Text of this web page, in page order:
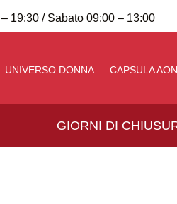
19:30 / Sabato 09:00 – 13:00
UNIVERSO DONNA CAPSULA AON
GIORNI DI